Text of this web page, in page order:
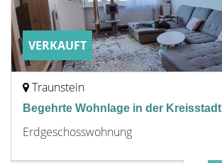
VERKAUFT
Traunstein
Begehrte Wohnlage in der Kreisstadt
Erdgeschosswohnung